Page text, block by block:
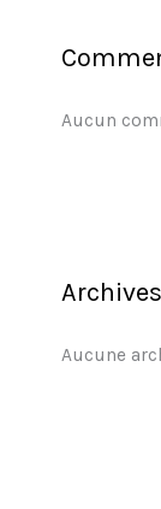
Aucun
Archives
Aucune